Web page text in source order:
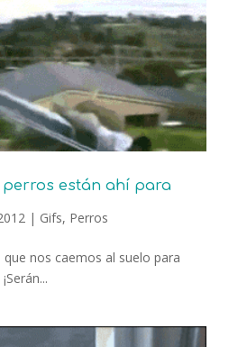
perros están ahí para
| Gifs, Perros
nos caemos al suelo para